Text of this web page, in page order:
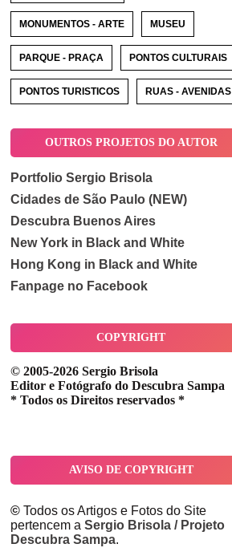
MONUMENTOS - ARTE MUSEU
PARQUE - PRAÇA PONTOS CULTURAIS
PONTOS TURISTICOS RUAS - AVENIDAS
OUTROS PROJETOS DO AUTOR
Portfolio Sergio Brisola
Cidades de São Paulo (NEW)
Descubra Buenos Aires
New York in Black and White
Hong Kong in Black and White
Fanpage no Facebook
COPYRIGHT
© 2005-2026 Sergio Brisola
Editor e Fotógrafo do Descubra Sampa
* Todos os Direitos reservados *
AVISO DE COPYRIGHT
© Todos os Artigos e Fotos do Site
pertencem a Sergio Brisola / Projeto
Descubra Sampa.